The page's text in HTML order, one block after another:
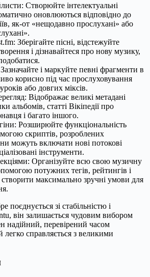
Створюйте інтелектуальні
оновлюються відповідно до
як-от «нещодавно прослухані» або
Зберігайте пісні, відстежуйте
і дізнавайтеся про нову музику,
і маркуйте певні фрагменти в
корисно під час прослуховування
або довгих міксів.
Відображає великі метадані
альбомів, статті Вікіпедії про
і багато іншого.
Розширюйте функціональність
скриптів, розроблених
можуть включати нові потокові
інструменти.
Організуйте всю свою музичну
потужних тегів, рейтингів і
максимально зручні умови для
поєднується зі стабільністю і
він залишається чудовим вибором
надійний, перевірений часом
справляється з великими